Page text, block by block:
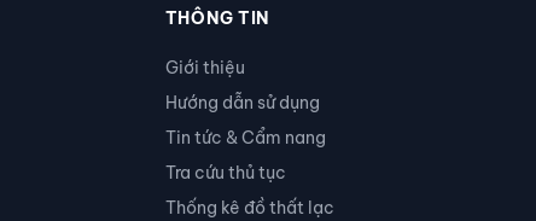
THÔNG TIN
Giới thiệu
Hướng dẫn sử dụng
Tin tức & Cẩm nang
Tra cứu thủ tục
Thống kê đồ thất lạc